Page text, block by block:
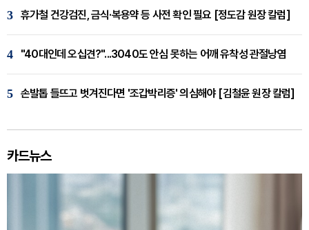
3 휴가철 건강검진, 금식·복용약 등 사전 확인 필요 [정도감 원장 칼럼]
4 "40대인데 오십견?"...3040도 안심 못하는 어깨 유착성 관절낭염
5 손발톱 들뜨고 벗겨진다면 '조갑박리증' 의심해야 [김철윤 원장 칼럼]
카드뉴스